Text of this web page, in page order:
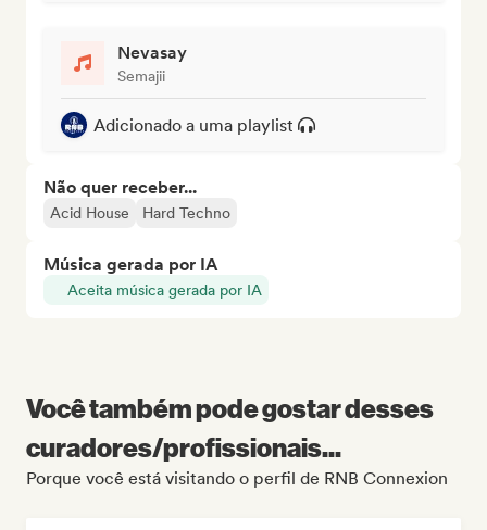
Nevasay
Semajii
Adicionado a uma playlist
Não quer receber...
Acid House Hard Techno
Música gerada por IA
Aceita música gerada por IA
Você também pode gostar desses
curadores/profissionais...
Porque você está visitando o perfil de RNB Connexion